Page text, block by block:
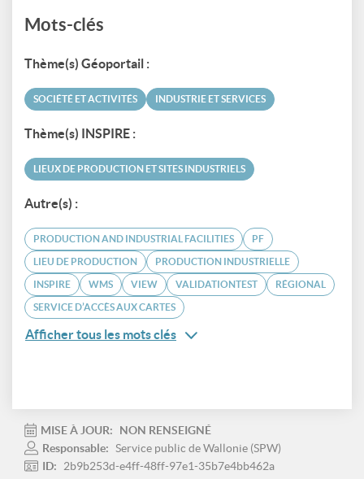
Mots-clés
Thème(s) Géoportail :
SOCIÉTÉ ET ACTIVITÉS INDUSTRIE ET SERVICES
Thème(s) INSPIRE :
LIEUX DE PRODUCTION ET SITES INDUSTRIELS
Autre(s) :
PRODUCTION AND INDUSTRIAL FACILITIES PF
LIEU DE PRODUCTION PRODUCTION INDUSTRIELLE
INSPIRE WMS VIEW VALIDATIONTEST RÉGIONAL
SERVICE D’ACCÈS AUX CARTES
Afficher tous les mots clés
MISE À JOUR:
NON RENSEIGNÉ
Responsable: Service public de Wallonie (SPW)
ID:
2b9b253d-e4ff-48ff-97e1-35b7e4bb462a